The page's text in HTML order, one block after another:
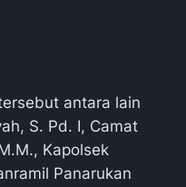
antara lain
S. Pd. I, Camat
Kapolsek
Panarukan